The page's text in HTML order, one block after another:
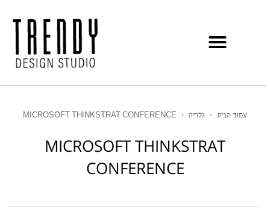
עמוד הבית גלריה MICROSOFT THINKSTRAT CONFERENCE
MICROSOFT THINKSTRAT
CONFERENCE